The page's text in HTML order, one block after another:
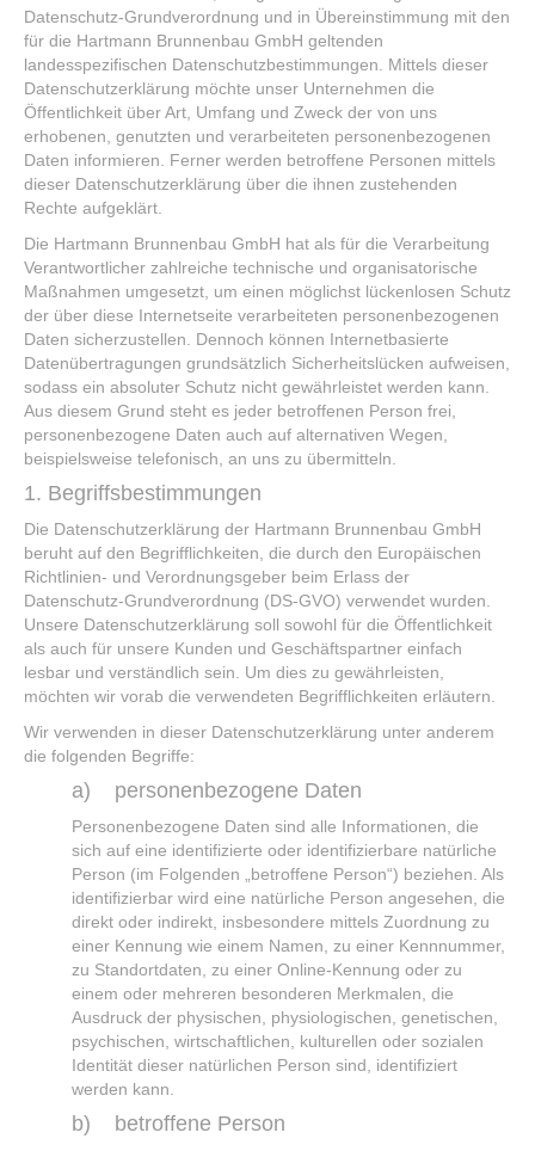
Datenschutz-Grundverordnung und in Übereinstimmung mit den
für die Hartmann Brunnenbau GmbH geltenden
landesspezifischen Datenschutzbestimmungen. Mittels dieser
Datenschutzerklärung möchte unser Unternehmen die
Öffentlichkeit über Art, Umfang und Zweck der von uns
erhobenen, genutzten und verarbeiteten personenbezogenen
Daten informieren. Ferner werden betroffene Personen mittels
dieser Datenschutzerklärung über die ihnen zustehenden
Rechte aufgeklärt.
Die Hartmann Brunnenbau GmbH hat als für die Verarbeitung
Verantwortlicher zahlreiche technische und organisatorische
Maßnahmen umgesetzt, um einen möglichst lückenlosen Schutz
der über diese Internetseite verarbeiteten personenbezogenen
Daten sicherzustellen. Dennoch können Internetbasierte
Datenübertragungen grundsätzlich Sicherheitslücken aufweisen,
sodass ein absoluter Schutz nicht gewährleistet werden kann.
Aus diesem Grund steht es jeder betroffenen Person frei,
personenbezogene Daten auch auf alternativen Wegen,
beispielsweise telefonisch, an uns zu übermitteln.
1. Begriffsbestimmungen
Die Datenschutzerklärung der Hartmann Brunnenbau GmbH
beruht auf den Begrifflichkeiten, die durch den Europäischen
Richtlinien- und Verordnungsgeber beim Erlass der
Datenschutz-Grundverordnung (DS-GVO) verwendet wurden.
Unsere Datenschutzerklärung soll sowohl für die Öffentlichkeit
als auch für unsere Kunden und Geschäftspartner einfach
lesbar und verständlich sein. Um dies zu gewährleisten,
möchten wir vorab die verwendeten Begrifflichkeiten erläutern.
Wir verwenden in dieser Datenschutzerklärung unter anderem
die folgenden Begriffe:
a) personenbezogene Daten
Personenbezogene Daten sind alle Informationen, die
sich auf eine identifizierte oder identifizierbare natürliche
Person (im Folgenden „betroffene Person“) beziehen. Als
identifizierbar wird eine natürliche Person angesehen, die
direkt oder indirekt, insbesondere mittels Zuordnung zu
einer Kennung wie einem Namen, zu einer Kennnummer,
zu Standortdaten, zu einer Online-Kennung oder zu
einem oder mehreren besonderen Merkmalen, die
Ausdruck der physischen, physiologischen, genetischen,
psychischen, wirtschaftlichen, kulturellen oder sozialen
Identität dieser natürlichen Person sind, identifiziert
werden kann.
b) betroffene Person